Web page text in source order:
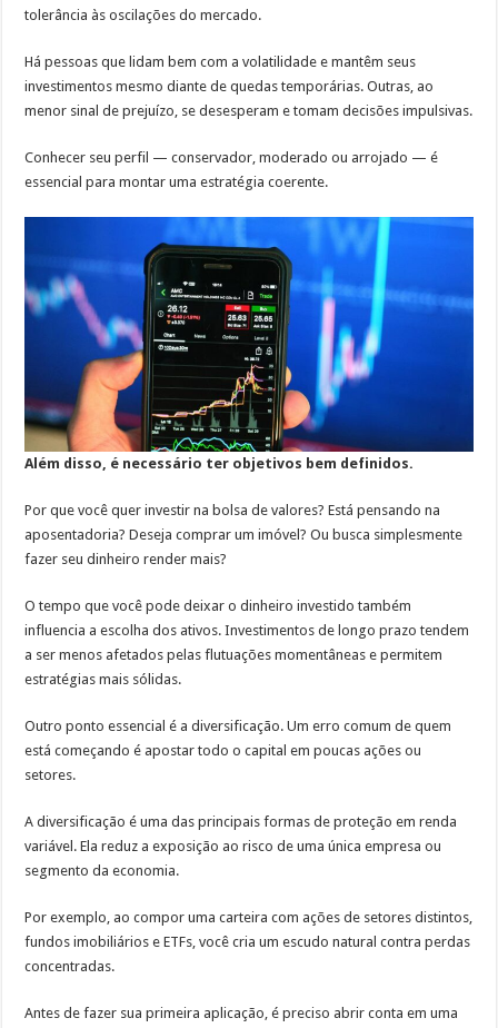
tolerância às oscilações do mercado.
Há pessoas que lidam bem com a volatilidade e mantêm seus
investimentos mesmo diante de quedas temporárias. Outras, ao
menor sinal de prejuízo, se desesperam e tomam decisões impulsivas.
Conhecer seu perfil — conservador, moderado ou arrojado — é
essencial para montar uma estratégia coerente.
Além disso, é necessário ter objetivos bem definidos.
Por que você quer investir na bolsa de valores? Está pensando na
aposentadoria? Deseja comprar um imóvel? Ou busca simplesmente
fazer seu dinheiro render mais?
O tempo que você pode deixar o dinheiro investido também
influencia a escolha dos ativos. Investimentos de longo prazo tendem
a ser menos afetados pelas flutuações momentâneas e permitem
estratégias mais sólidas.
Outro ponto essencial é a diversificação. Um erro comum de quem
está começando é apostar todo o capital em poucas ações ou
setores.
A diversificação é uma das principais formas de proteção em renda
variável. Ela reduz a exposição ao risco de uma única empresa ou
segmento da economia.
Por exemplo, ao compor uma carteira com ações de setores distintos,
fundos imobiliários e ETFs, você cria um escudo natural contra perdas
concentradas.
Antes de fazer sua primeira aplicação, é preciso abrir conta em uma